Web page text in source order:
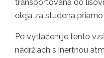
transportovaná do
oleja za studena
Po vytlačení je tento
nádržiach s inertnou